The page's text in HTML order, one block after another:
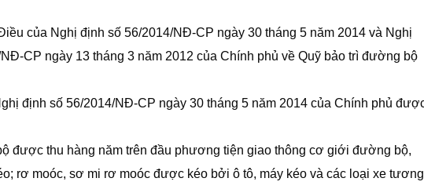
của Nghị định số 56/2014/NĐ-CP ngày 30 tháng 5 năm 2014 và Nghị
CP ngày 13 tháng 3 năm 2012 của Chính phủ về Quỹ bảo trì đường bộ
định số 56/2014/NĐ-CP ngày 30 tháng 5 năm 2014 của Chính phủ
được thu hàng năm trên đầu phương tiện giao thông cơ giới đường bộ,
rơ moóc, sơ mi rơ moóc được kéo bởi ô tô, máy kéo và các loại xe tương